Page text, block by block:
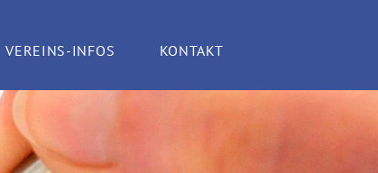
VEREINS-INFOS
VEREINSGESCHICHTE
BILDERARCHIV
KONTAKT
ANSPRECHPARTNER